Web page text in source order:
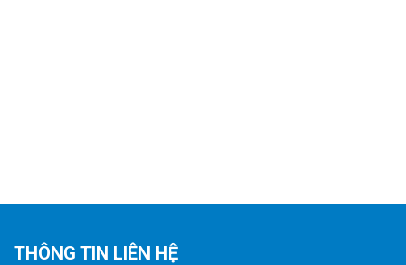
THÔNG TIN LIÊN HỆ